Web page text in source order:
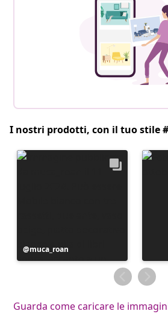
I nostri prodotti, con il tuo stile
Post
pubblicato
muca_roan
Guarda come caricare le